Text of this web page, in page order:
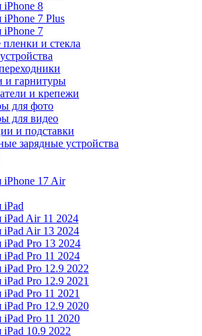
iPhone 8
7 Plus
iPhone 7
и стекла
и гарнитуры
и крепежи
для фото
для видео
и подставки
зарядные устройства
iPhone 17 Air
iPad
iPad Air 11 2024
iPad Air 13 2024
Pro 13 2024
Pro 11 2024
Pro 12.9 2022
Pro 12.9 2021
Pro 11 2021
Pro 12.9 2020
Pro 11 2020
10.9 2022